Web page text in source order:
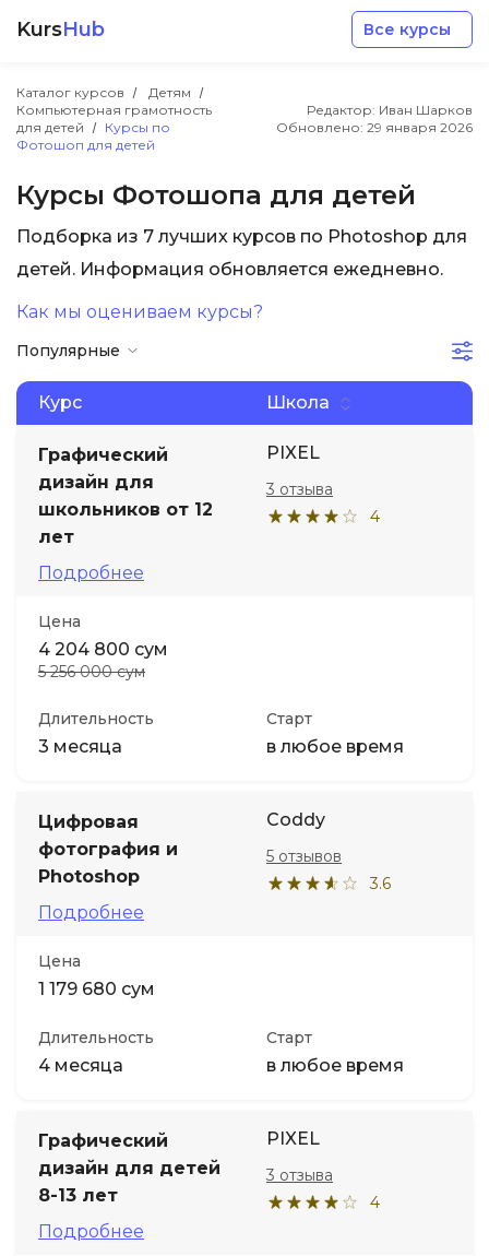
KursHub Все курсы
Каталог курсов
Детям
Компьютерная грамотность
для детей
Курсы по
Фотошоп для детей
Редактор: Иван Шарков
Обновлено: 29 января 2026
Курсы Фотошопа для детей
Подборка из 7 лучших курсов по Photoshop для
детей. Информация обновляется ежедневно.
Как мы оцениваем курсы?
Популярные
Курс Школа
Графический
дизайн для
школьников от 12
лет
Подробнее
PIXEL
4
3 отзыва
Цена
4 204 800 сум
5 256 000 сум
Длительность
3 месяца
Старт
в любое время
Цифровая
фотография и
Photoshop
Подробнее
Coddy
3.6
5 отзывов
Цена
1 179 680 сум
Длительность
4 месяца
Старт
в любое время
Графический
дизайн для детей
8-13 лет
Подробнее
PIXEL
4
3 отзыва
Разработка
Дизайн
Аналитика
Менеджмент
Иностранные языки
ДПО
Детям